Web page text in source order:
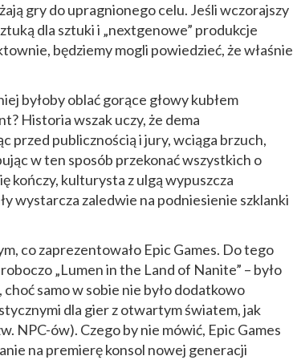
gry do upragnionego celu. Jeśli wczorajszy
dla sztuki i „nextgenowe” produkcje
będziemy mogli powiedzieć, że właśnie
byłoby oblać gorące głowy kubłem
Historia wszak uczy, że dema
przed publicznością i jury, wciąga brzuch,
w ten sposób przekonać wszystkich o
kończy, kulturysta z ulgą wypuszcza
wystarcza zaledwie na podniesienie szklanki
co zaprezentowało Epic Games. Do tego
„Lumen in the Land of Nanite” – było
samo w sobie nie było dodatkowo
dla gier z otwartym światem, jak
NPC-ów). Czego by nie mówić, Epic Games
na premierę konsol nowej generacji